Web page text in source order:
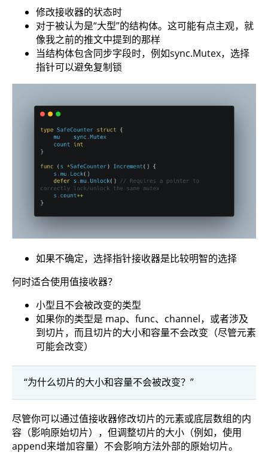
修改接收器的状态时
对于被认为是“大型”的结构体。这可能有点主观，就
像我之前的推文中提到的那样
当结构体包含同步字段时，例如sync.Mutex，选择
指针可以避免复制锁
如果不确定，选择指针接收器是比较明智的选择
何时适合使用值接收器？
小型且不会被改变的类型
如果你的类型是 map、func、channel，或者涉及
到切片，而且切片的大小和容量不会改变（尽管元素
可能会改变）
“为什么切片的大小和容量不会被改变？”
尽管你可以通过值接收器修改切片的元素或底层数组的内
容（影响原始切片），但调整切片的大小（例如，使用
append来增加容量）不会影响方法外部的原始切片。